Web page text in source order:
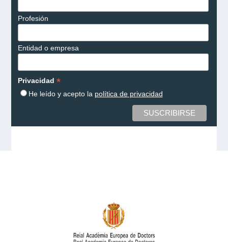
Profesión
Entidad o empresa
Privacidad *
He leído y acepto la política de privacidad